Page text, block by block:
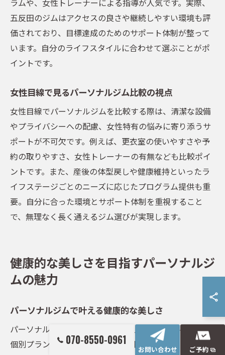
五反田のジムはアクセスの良さや継続しやすい環境も評
価されており、目標達成のためのサポート体制が整って
います。自分のライフスタイルに合わせて選ぶことがポ
イントです。
女性目線で見るパーソナルジム比較の視点
女性目線でパーソナルジムを比較する際は、清潔な設備
やプライバシーへの配慮、女性特有の悩みに寄り添うサ
ポートが不可欠です。例えば、更衣室の使いやすさや予
約の取りやすさ、女性トレーナーの有無なども比較ポイ
ントです。また、産後の体型戻しや健康維持といったラ
イフステージごとのニーズに応じたプログラム提供も重
要。自分に合った環境とサポート体制を重視すること
で、無理なく長く通えるジム選びが実現します。
健康的な美しさを目指すパーソナルジ
ムの魅力
パーソナルジムで叶える健康的な美しさ
パーソナルジムでは、健康的な美しさを実現するための
個別プランが用意されています。理由は、専門トレーナ
070-8550-0961
お問い合わせ ご予約